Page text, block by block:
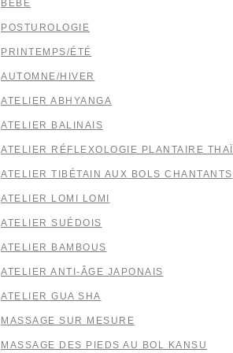
BÉBÉ
POSTUROLOGIE
PRINTEMPS/ÉTÉ
AUTOMNE/HIVER
ATELIER ABHYANGA
ATELIER BALINAIS
ATELIER RÉFLEXOLOGIE PLANTAIRE
ATELIER TIBÉTAIN AUX BOLS CHANTANTS
ATELIER LOMI LOMI
ATELIER SUÉDOIS
ATELIER BAMBOUS
ATELIER ANTI-ÂGE JAPONAIS
ATELIER GUA SHA
MASSAGE SUR MESURE
MASSAGE DES PIEDS AU BOL KANSU